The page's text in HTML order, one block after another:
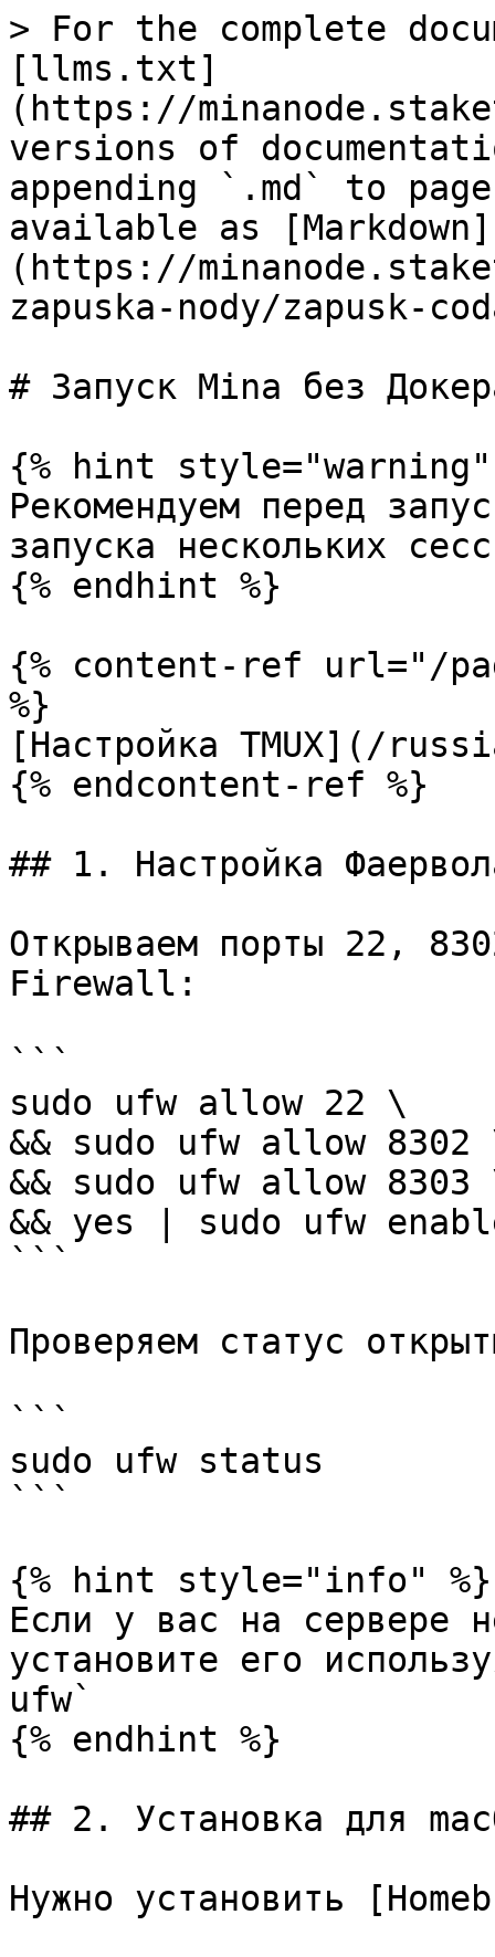
> For the complete
[llms.txt]
(https://
versions of
appending `.md` to
available as [Markdown]
(https://
zapuska-nody/zapusk-
# Запуск Mina без
{% hint style="warning"
Рекомендуем перед
запуска нескольких
{% endhint %}
{% content-ref url="/
%}
[Настройка TMUX](/
{% endcontent-ref %}
## 1. Настройка
Открываем порты 22,
Firewall:
```
sudo ufw allow 22 \
&& sudo ufw allow
&& sudo ufw allow
&& yes | sudo ufw
```
Проверяем статус
```
sudo ufw status
```
{% hint style="info" %}
Если у вас на сервере
установите его
ufw`
{% endhint %}
## 2. Установка для
Нужно установить